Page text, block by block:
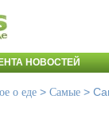
НОВОСТЕЙ
о еде > Самые >